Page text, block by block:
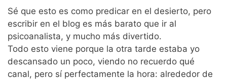
Sé que esto es como predicar en el desierto, pero
escribir en el blog es más barato que ir al
psicoanalista, y mucho más divertido.
Todo esto viene porque la otra tarde estaba yo
descansado un poco, viendo no recuerdo qué
canal, pero sí perfectamente la hora: alrededor de